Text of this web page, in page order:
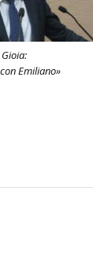
Emiliano»